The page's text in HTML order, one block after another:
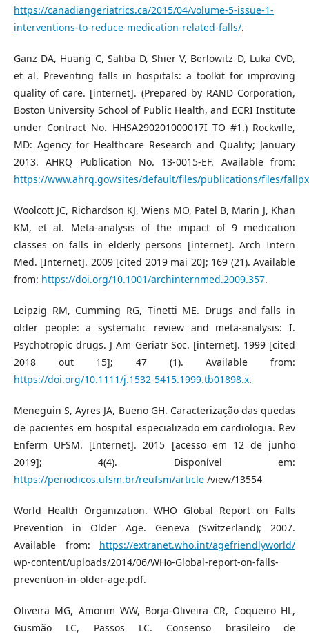
https://canadiangeriatrics.ca/2015/04/volume-5-issue-1-
interventions-to-reduce-medication-related-falls/.
Ganz DA, Huang C, Saliba D, Shier V, Berlowitz D, Luka CVD,
et al. Preventing falls in hospitals: a toolkit for improving
quality of care. [internet]. (Prepared by RAND Corporation,
Boston University School of Public Health, and ECRI Institute
under Contract No. HHSA290201000017I TO #1.) Rockville,
MD: Agency for Healthcare Research and Quality; January
2013. AHRQ Publication No. 13-0015-EF. Available from:
https://www.ahrq.gov/sites/default/files/publications/files/
Woolcott JC, Richardson KJ, Wiens MO, Patel B, Marin J, Khan
KM, et al. Meta-analysis of the impact of 9 medication
classes on falls in elderly persons [internet]. Arch Intern
Med. [Internet]. 2009 [cited 2019 mai 20]; 169 (21). Available
from: https://doi.org/10.1001/archinternmed.2009.357.
Leipzig RM, Cumming RG, Tinetti ME. Drugs and falls in
older people: a systematic review and meta-analysis: I.
Psychotropic drugs. J Am Geriatr Soc. [internet]. 1999 [cited
2018 out 15]; 47 (1). Available from:
https://doi.org/10.1111/j.1532-5415.1999.tb01898.x.
Meneguin S, Ayres JA, Bueno GH. Caracterização das quedas
de pacientes em hospital especializado em cardiologia. Rev
Enferm UFSM. [Internet]. 2015 [acesso em 12 de junho
2019]; 4(4). Disponível em:
https://periodicos.ufsm.br/reufsm/article /view/13554
World Health Organization. WHO Global Report on Falls
Prevention in Older Age. Geneva (Switzerland); 2007.
Available from: https://extranet.who.int/agefriendlyworld/
wp-content/uploads/2014/06/WHo-Global-report-on-falls-
prevention-in-older-age.pdf.
Oliveira MG, Amorim WW, Borja-Oliveira CR, Coqueiro HL,
Gusmão LC, Passos LC. Consenso brasileiro de